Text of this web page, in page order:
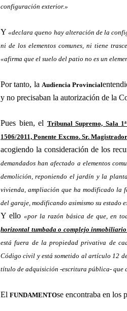
configuración exterior.»
Y«declara queno hay alteración de la
ni de los elementos comunes, ni tiene
«afirma que el suelo del patio no es un
Por tanto, la Audiencia Provincial
y no precisaban la autorización de la
Pues bien, el Tribunal Supremo, Sala
1506/2011, Ponente Excmo. Sr.
acogiendo la consideración de los
demandados han afectado a elementos
demolición, reponiendo el jardín y la
vivienda, ampliación que ha modificado la
del garaje, modificando asimismo su estado
Y ello «por la razón básica de que, en
horizontal tumbada o complejo
está fuera de la propiedad privativa de
Código civil y está sometido al artículo 12
título de adquisición -escritura pública- que
El FUNDAMENTOse encontraba en los